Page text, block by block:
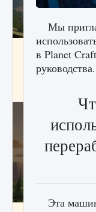
Как исправить
сохранение
сохранение
Мы
в Planet
руководства.
Эта